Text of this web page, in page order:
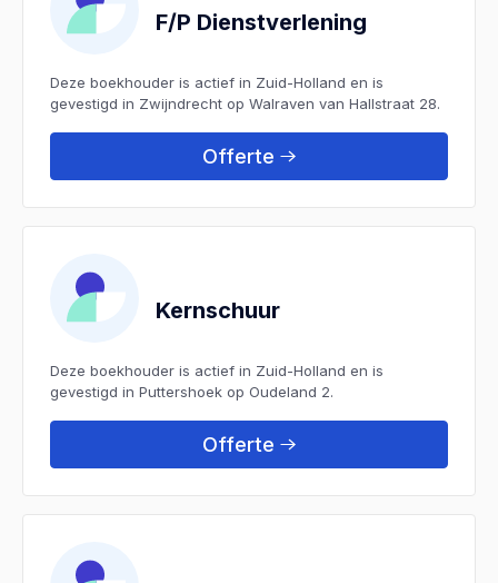
F/P Dienstverlening
Deze boekhouder is actief in Zuid-Holland en is
gevestigd in Zwijndrecht op Walraven van Hallstraat 28.
Offerte
Kernschuur
Deze boekhouder is actief in Zuid-Holland en is
gevestigd in Puttershoek op Oudeland 2.
Offerte